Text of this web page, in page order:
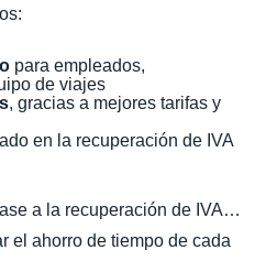
para empleados,
de viajes
, gracias a mejores tarifas y
en la recuperación de IVA
a la recuperación de IVA…
el ahorro de tiempo de cada